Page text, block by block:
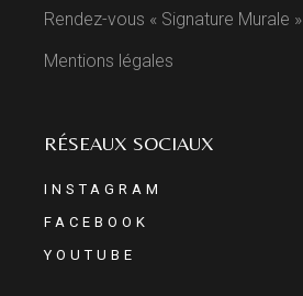
Rendez-vous « Signature Murale »
Mentions légales
RÉSEAUX SOCIAUX
INSTAGRAM
FACEBOOK
YOUTUBE